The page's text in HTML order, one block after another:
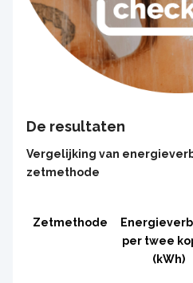
De resultaten
Vergelijking van
zetmethode
Zetmethode
per twee
(kWh)